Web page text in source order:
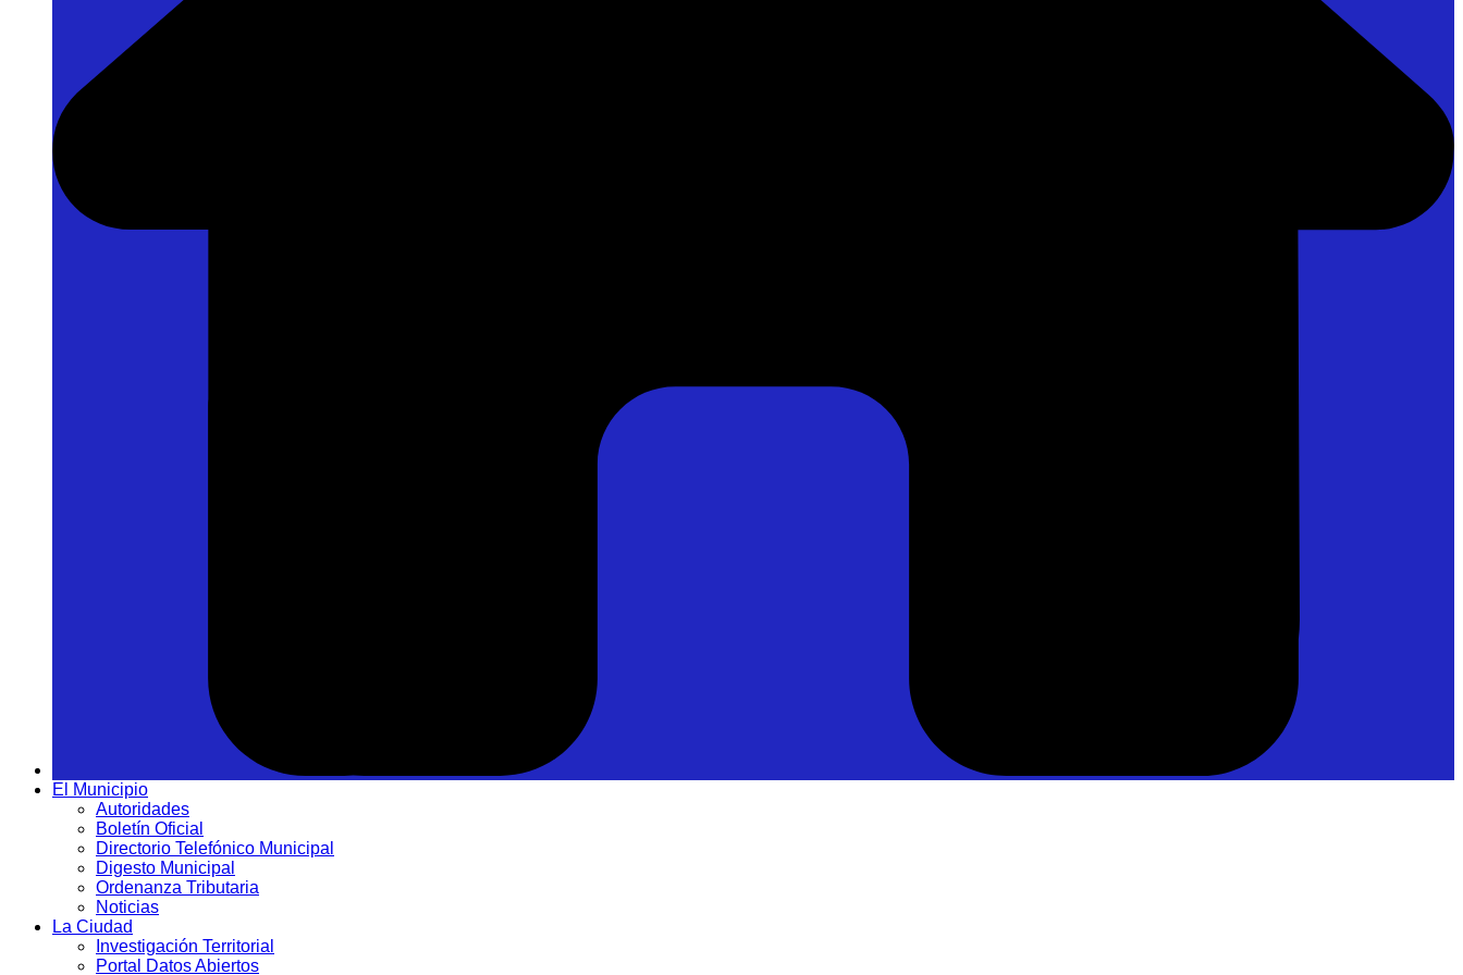
El Municipio
Autoridades
Boletín Oficial
Directorio Telefónico Municipal
Digesto Municipal
Ordenanza Tributaria
Noticias
La Ciudad
Investigación Territorial
Portal Datos Abiertos